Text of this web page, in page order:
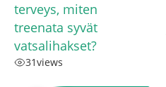
terveys, miten
treenata syvät
vatsalihakset?
31views